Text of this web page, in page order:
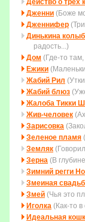
Действо о трех
Дженни (Боже
Дженнифер
Динькина
радость...)
Дом (Где-то
Ежики
Жабий Рил
Жабий блюз
Жалоба Тикки
Жив-человек
Зарисовка
Зеленое пламя
Земляк
Зерна (В
Зимний регги
Змеиная
Змей (Чья это
Иголка (Как-то в
Идеальная